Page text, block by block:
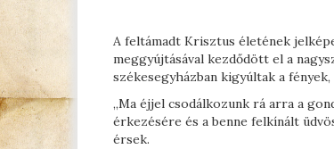
A feltámadt Krisztus életének
meggyújtásával kezdődött el a
székesegyházban kigyúltak a
„Ma éjjel csodálkozunk rá arra a
érkezésére és a benne felkínált
érsek.